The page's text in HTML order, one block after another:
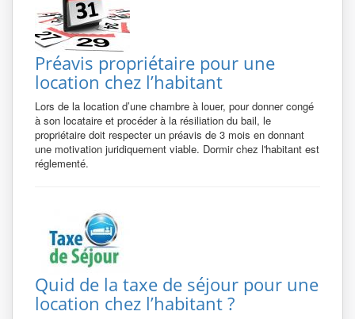
Préavis propriétaire pour une
location chez l’habitant
Lors de la location d’une chambre à louer, pour donner congé
à son locataire et procéder à la résiliation du bail, le
propriétaire doit respecter un préavis de 3 mois en donnant
une motivation juridiquement viable. Dormir chez l'habitant est
réglementé.
Quid de la taxe de séjour pour une
location chez l’habitant ?